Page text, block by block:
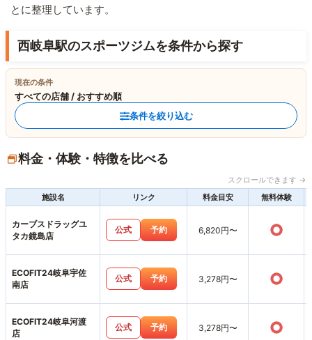
とに整理しています。
西岐阜駅のスポーツジムを条件から探す
現在の条件
すべての店舗 / おすすめ順
条件を絞り込む
料金・体験・特徴を比べる
スクロールできます →
施設名
リンク 料金目安 無料体験
カーブスドラッグユ
タカ鏡島店
公式 予約 6,820円〜 ○
ECOFIT24岐阜宇佐
南店
公式 予約 3,278円〜 ○
ECOFIT24岐阜河渡
店
公式 予約 3,278円〜 ○